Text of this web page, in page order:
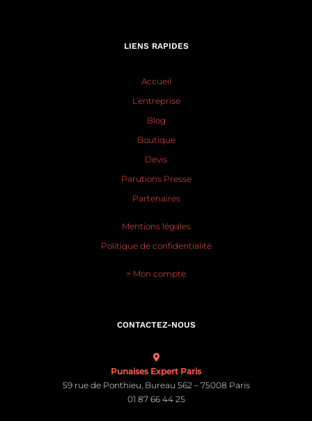
LIENS RAPIDES
Accueil
L’entreprise
Blog
Boutique
Devis
Parutions Presse
Partenaires
Mentions légales
Politique de confidentialité
> Mon compte
CONTACTEZ-NOUS
Punaises Expert Paris
59 rue de Ponthieu, Bureau 562 – 75008 Paris
01 87 66 44 25